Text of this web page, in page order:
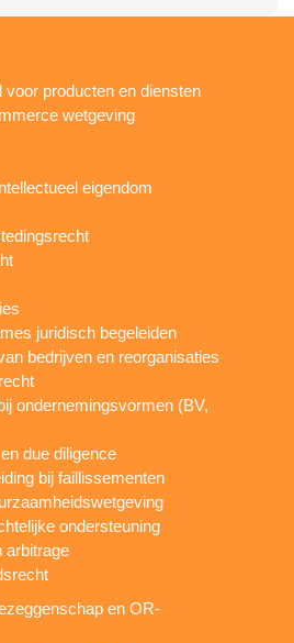
voor producten en diensten
wetgeving
eigendom
juridisch begeleiden
bedrijven en reorganisaties
ondernemingsvormen (BV,
due diligence
bij faillissementen
ondersteuning
arbitrage
en OR-